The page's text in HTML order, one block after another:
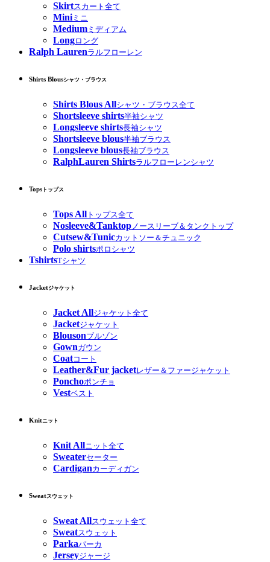
Skirtスカート全て
Miniミニ
Medium ミディアム
Longロング
Ralph Laurenラルフローレン
Shirts Blousシャツ・ブラウス
Shirts Blous Allシャツ・ブラウス全て
Shortsleeve shirts半袖シャツ
Longsleeve shirts長袖シャツ
Shortsleeve blous半袖ブラウス
Longsleeve blous長袖ブラウス
RalphLauren Shirtsラルフローレンシャツ
Tops トップス
Tops All トップス全て
Nosleeve&Tanktop ノースリーブ＆タンクトップ
Cutsew&Tunicカットソー＆チュニック
Polo shirtsポロシャツ
TshirtsTシャツ
Jacketジャケット
Jacket Allジャケット全て
Jacketジャケット
Blousonブルゾン
Gownガウン
Coatコート
Leather&Fur jacketレザー＆ファージャケット
Ponchoポンチョ
Vestベスト
Knitニット
Knit Allニット全て
Sweaterセーター
Cardiganカーディガン
Sweatスウェット
Sweat Allスウェット全て
Sweatスウェット
Parkaパーカ
Jerseyジャージ